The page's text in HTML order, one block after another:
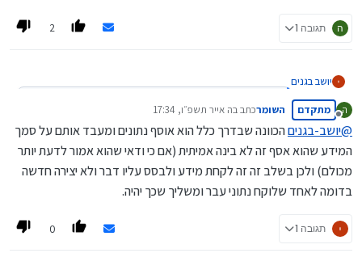
ה תגובה 1 2
יושב בגנים
@ שששששש said:
הAI מלא פעמים לא אומר נכון
לצערינו גם בני אנוש מלא פעמים אומרים לא נכון
@השומר said:
להסתמך רק עליו זה כמו לראות רק את תשואות העבר.
ה
מנותק
מתקדם השומרכתב בה אייר תשפ״ו, 17:34
נערך לאחרונה על ידי
@יושב-בגניםהכוונה שבדרך כלל הוא אוסף נתונים ומעבד אותם על סמך
המידע שהוא אסף זה לא בינה אמיתית (אם כי ודאי שהוא אמור לדעת יותר
מכולם) ולכן בשלב זה זה לקחת מידע ולבסס עליו דבר ולא יצירה חדשה
בדומה לאחד שלוקח נתוני עבר ומשליך שכך יהיה.
תגובה 1 0